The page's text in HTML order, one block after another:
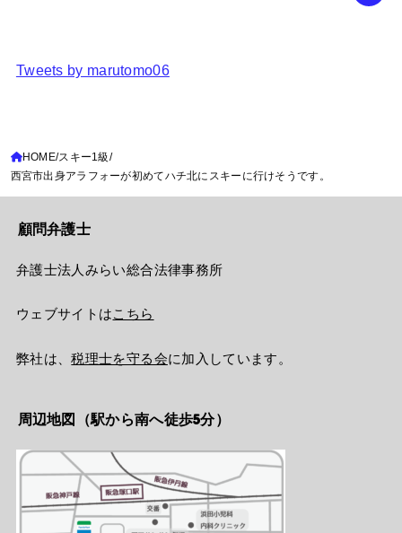
Tweets by marutomo06
HOME スキー1級
西宮市出身アラフォーが初めてハチ北にスキーに行けそうです。
顧問弁護士
弁護士法人みらい総合法律事務所
ウェブサイトはこちら
弊社は、税理士を守る会に加入しています。
周辺地図（駅から南へ徒歩5分）